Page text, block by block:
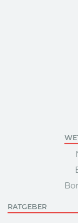
RATGEBER